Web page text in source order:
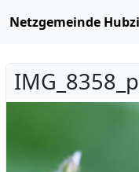
Netzgemeinde